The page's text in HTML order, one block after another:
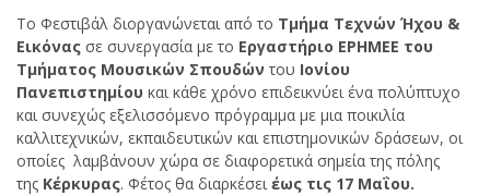
Το Φεστιβάλ διοργανώνεται από το Τμήμα Τεχνών Ήχου &
Εικόνας σε συνεργασία με το Εργαστήριο ΕΡΗΜΕΕ του
Τμήματος Μουσικών Σπουδών του Ιονίου
Πανεπιστημίου και κάθε χρόνο επιδεικνύει ένα πολύπτυχο
και συνεχώς εξελισσόμενο πρόγραµµα με µια ποικιλία
καλλιτεχνικών, εκπαιδευτικών και επιστηµονικών δράσεων, οι
οποίες λαµβάνουν χώρα σε διαφορετικά σηµεία της πόλης
της Κέρκυρας. Φέτος θα διαρκέσειέως τις 17 Μαΐου.